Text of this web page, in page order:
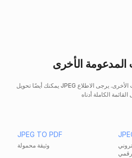
المدعومة الأخرى
يمكنك أيضًا تحويل JPEG إلى العديد من تنسيقات الملفات الأخرى. يرجى الاطلاع
JPEG TO PDF
وثيقة محمولة